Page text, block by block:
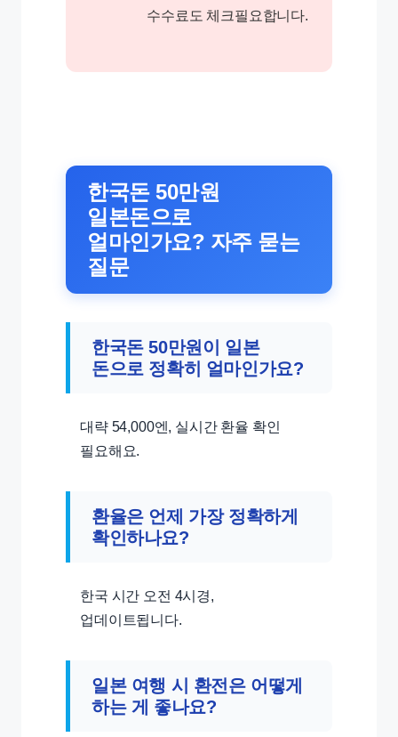
수수료도 체크필요합니다.
한국돈 50만원
일본돈으로
얼마인가요? 자주 묻는
질문
한국돈 50만원이 일본
돈으로 정확히 얼마인가요?
대략 54,000엔, 실시간 환율 확인
필요해요.
환율은 언제 가장 정확하게
확인하나요?
한국 시간 오전 4시경,
업데이트됩니다.
일본 여행 시 환전은 어떻게
하는 게 좋나요?